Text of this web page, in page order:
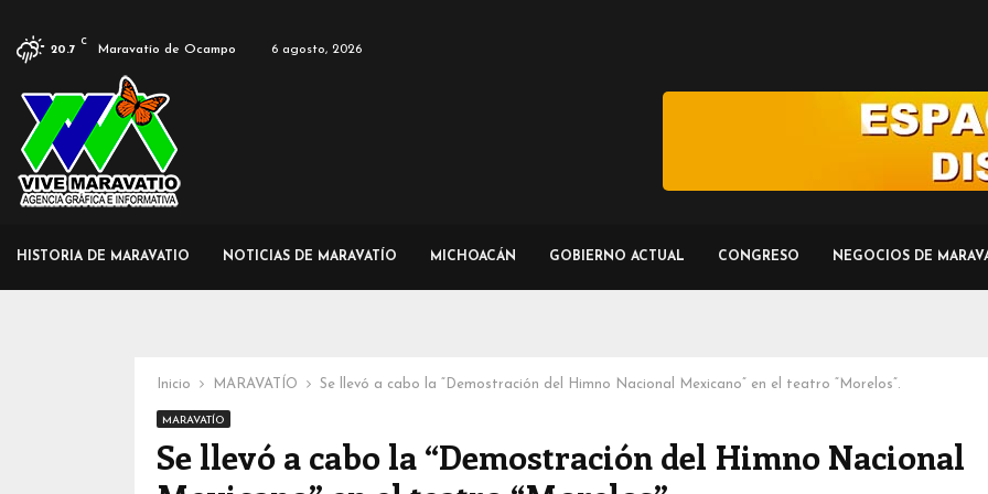
20.7
C
Maravatío de Ocampo 6 agosto, 2026
HISTORIA DE MARAVATIO NOTICIAS DE MARAVATÍO MICHOACÁN GOBIERNO ACTUAL CONGRESO NEGOCIOS DE
Inicio MARAVATÍO Se llevó a cabo la “Demostración del Himno Nacional Mexicano” en el teatro “Morelos”.
MARAVATÍO
Se llevó a cabo la “Demostración del Himno Nacional